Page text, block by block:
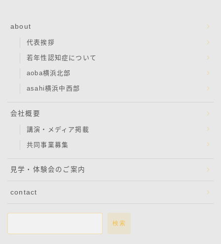
about
代表挨拶
若年性認知症について
aoba横浜北部
asahi横浜中西部
会社概要
講演・メディア掲載
共同事業募集
見学・体験会のご案内
contact
検索